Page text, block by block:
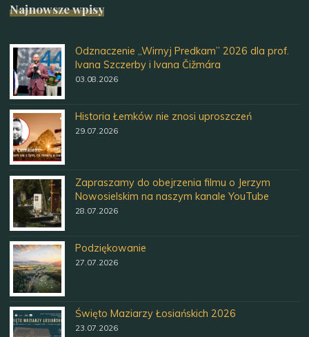
Najnowsze wpisy
Odznaczenie „Wirnyj Predkam” 2026 dla prof.
Ivana Szczerby i Ivana Čižmára
03.08.2026
Historia Łemków nie znosi uproszczeń
29.07.2026
Zapraszamy do obejrzenia filmu o Jerzym
Nowosielskim na naszym kanale YouTube
28.07.2026
Podziękowanie
27.07.2026
Święto Maziarzy Łosiańskich 2026
23.07.2026